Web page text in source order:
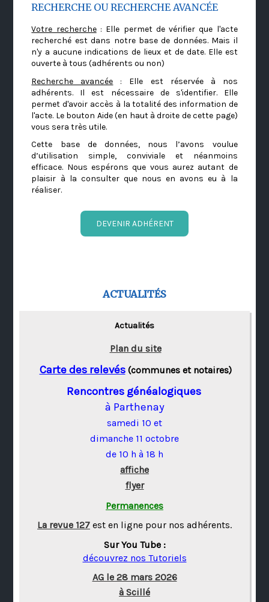
RECHERCHE OU RECHERCHE AVANCÉE
Votre recherche: Elle permet de vérifier que l'acte
recherché est dans notre base de données. Mais il
n'y a aucune indications de lieux et de date. Elle est
ouverte à tous (adhérents ou non)
Recherche avancée : Elle est réservée à nos
adhérents. Il est nécessaire de s'identifier. Elle
permet d'avoir accès à la totalité des information de
l'acte. Le bouton Aide (en haut à droite de cette page)
vous sera très utile.
Cette base de données, nous l’avons voulue
d’utilisation simple, conviviale et néanmoins
efficace. Nous espérons que vous aurez autant de
plaisir à la consulter que nous en avons eu à la
réaliser.
DEVENIR ADHÉRENT
ACTUALITÉS
Actualités
Plan du site
Carte des relevés(communes et notaires)
Rencontres généalogiques
à Parthenay
samedi 10 et
dimanche 11 octobre
de 10 h à 18 h
affiche
flyer
Permanences
La revue 127 est en ligne pour nos adhérents.
Sur You Tube :
découvrez nos Tutoriels
AG le 28 mars 2026
à Scillé